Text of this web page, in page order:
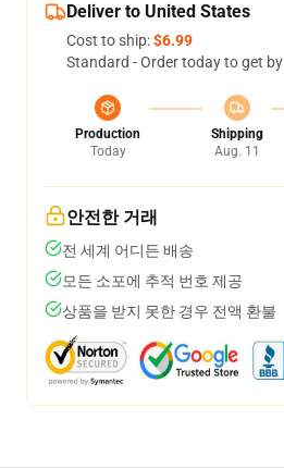
Deliver to United States
Cost to ship:$6.99
Standard - Order today to get by
Production
Today
Shipping
Aug. 11
안전한 거래
전 세계 어디든 배송
모든 소포에 추적 번호 제공
상품을 받지 못한 경우 전액 환불